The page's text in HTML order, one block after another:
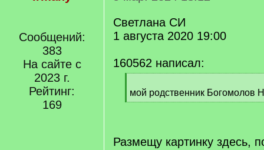
Сообщений:
383
На сайте с
2023 г.
Рейтинг:
169
Светлана СИ
1 августа 2020 19:00
160562 написал:
q
]
мой родственник Богомолов
[
Размещу картинку здесь,